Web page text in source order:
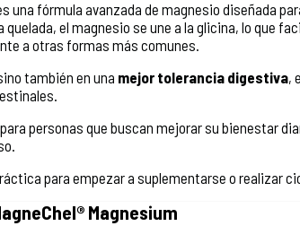
una fórmula avanzada de magnesio diseñada
quelada, el magnesio se une a la glicina, lo que
a otras formas más comunes.
también en una mejor tolerancia digestiva,
personas que buscan mejorar su bienestar
para empezar a suplementarse o realizar
Magnesium